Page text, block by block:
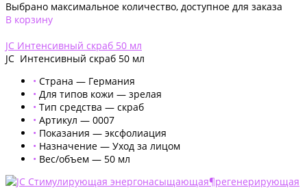
Выбрано максимальное количество, доступное для заказа
В корзину
JC Интенсивный скраб 50 мл
JC Интенсивный скраб 50 мл
• Страна — Германия
• Для типов кожи — зрелая
• Тип средства — скраб
• Артикул — 0007
• Показания — эксфолиация
• Назначение — Уход за лицом
• Вес/объем — 50 мл